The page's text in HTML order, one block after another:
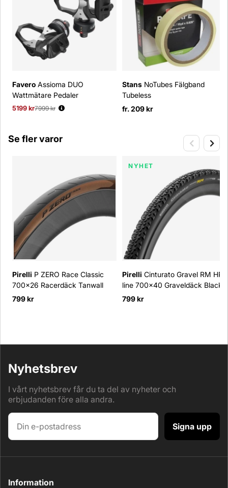
Favero Assioma DUO
Wattmätare Pedaler
5199 kr
Ordinarie pris:
7999 kr
Stans NoTubes Fälgband
Tubeless
fr. 209 kr
Se fler varor
Pirelli P ZERO Race Classic
700x26 Racerdäck Tanwall
799 kr
NYHET
Pirelli Cinturato Gravel RM HP-
line 700x40 Graveldäck Black
799 kr
Nyhetsbrev
I vårt nyhetsbrev får du ta del av nyheter och
erbjudanden före alla andra.
Signa upp
Information